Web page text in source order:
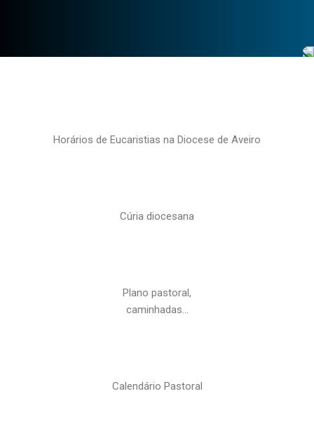
Horários de Eucaristias na Diocese de Aveiro
Cúria diocesana
Plano pastoral,
caminhadas…
Calendário Pastoral